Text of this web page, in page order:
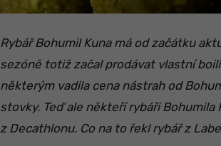
Rybář Bohumil Kuna má od začátku
sezóně totiž začal prodávat vlastní
některým vadila cena nástrah od
stovky. Teď ale někteří rybáři
z Decathlonu. Co na to řekl rybář z